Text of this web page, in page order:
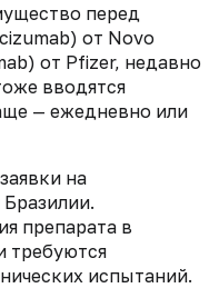
перед
от Novo
от Pfizer, недавно
вводятся
— ежедневно или
на
препарата в
требуются
испытаний.